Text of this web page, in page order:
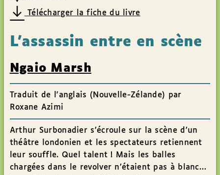
Télécharger la fiche du livre
L’assassin entre en scène
Ngaio Marsh
Traduit de l'anglais (Nouvelle-Zélande) par
Roxane Azimi
Arthur Surbonadier s’écroule sur la scène d’un
théâtre londonien et les spectateurs retiennent
leur souffle. Quel talent ! Mais les balles
chargées dans le revolver n’étaient pas à blanc…